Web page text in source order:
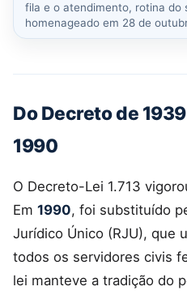
fila e o atendimento, rotina do
homenageado em 28 de
Do Decreto de 1939
1990
O Decreto-Lei 1.713
Em 1990, foi substituído
Jurídico Único (RJU), que
todos os servidores civis
lei manteve a tradição do